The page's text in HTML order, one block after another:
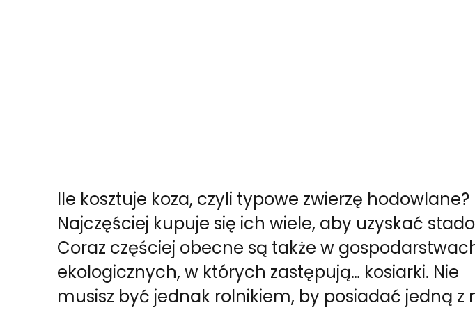
Ile kosztuje koza, czyli typowe zwierzę hodowlane?
Najczęściej kupuje się ich wiele, aby uzyskać
Coraz częściej obecne są także w
ekologicznych, w których zastępują… kosiarki. Nie
musisz być jednak rolnikiem, by posiadać jedną z